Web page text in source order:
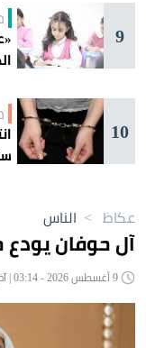
9
10
عكاظ > الناس
آل حوفان يودع